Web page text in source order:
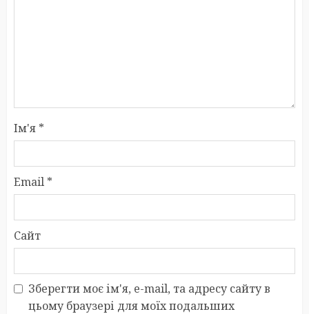
Ім'я *
Email *
Сайт
Зберегти моє ім'я, e-mail, та адресу сайту в
цьому браузері для моїх подальших